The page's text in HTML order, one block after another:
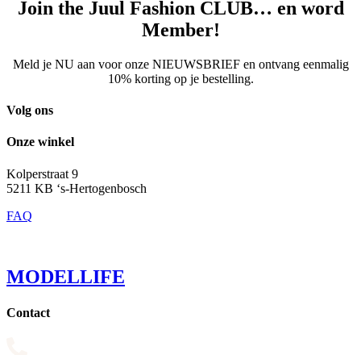
Join the Juul Fashion CLUB… en word
Member!
Meld je NU aan voor onze NIEUWSBRIEF en ontvang eenmalig
10% korting op je bestelling.
Volg ons
Onze winkel
Kolperstraat 9
5211 KB ‘s-Hertogenbosch
FAQ
MODELLIFE
Contact